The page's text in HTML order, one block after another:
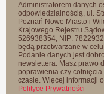
Administratorem danych
odpowiedzialnością, ul.
Poznań Nowe Miasto i
Krajowego Rejestru
526938354, NIP:
będą przetwarzane w
Podanie danych jest
newslettera. Masz prawo
poprawienia czy
czasie. Więcej informacji
Polityce Prywatności